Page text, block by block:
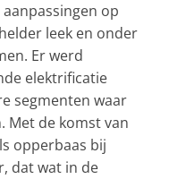
op
leek en onder
Er werd
elektrificatie
segmenten waar
Met de komst van
opperbaas bij
dat wat in de